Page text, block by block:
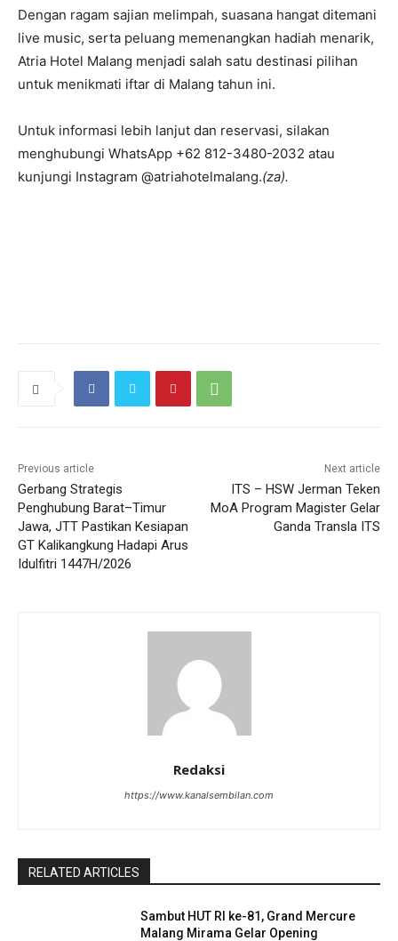
Dengan ragam sajian melimpah, suasana hangat ditemani
live music, serta peluang memenangkan hadiah menarik,
Atria Hotel Malang menjadi salah satu destinasi pilihan
untuk menikmati iftar di Malang tahun ini.
Untuk informasi lebih lanjut dan reservasi, silakan
menghubungi WhatsApp +62 812-3480-2032 atau
kunjungi Instagram @atriahotelmalang.(za).
Previous article
Gerbang Strategis
Penghubung Barat–Timur
Jawa, JTT Pastikan Kesiapan
GT Kalikangkung Hadapi Arus
Idulfitri 1447H/2026
Next article
ITS – HSW Jerman Teken
MoA Program Magister Gelar
Ganda Transla ITS
Redaksi
https://www.kanalsembilan.com
RELATED ARTICLES
Sambut HUT RI ke-81, Grand Mercure
Malang Mirama Gelar Opening